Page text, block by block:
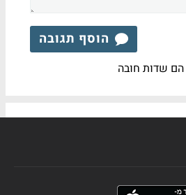
הוסף תגובה
הם שדות חובה